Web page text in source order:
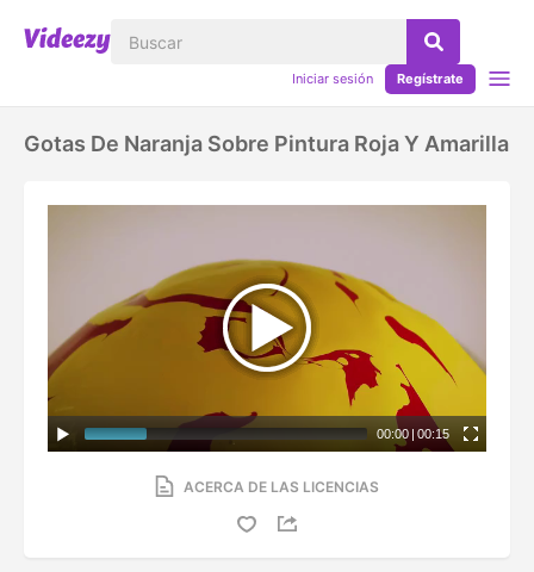
Iniciar sesión Regístrate
Gotas De Naranja Sobre Pintura Roja Y Amarilla
00:00 | 00:15
ACERCA DE LAS LICENCIAS